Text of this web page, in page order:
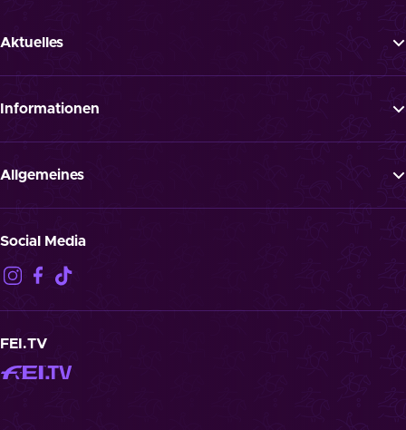
Aktuelles
Tickets
Informationen
FAQ
Allgemeines
ATGB
Datenschutz
Impressum
Kontakt
Cookies
Social Media
FEI.TV